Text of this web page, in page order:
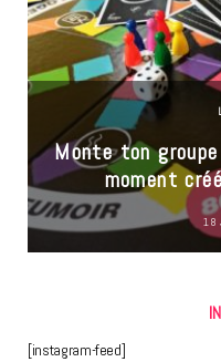
Monte ton
moment
18
[instagram-feed]